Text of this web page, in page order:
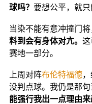
球吗？ 要想公平，就只
当染不能有意冲撞门将
料到会有身体对亢。 这
赛地一部分。
上周对阵布伦特福德，
没判点球。我仍是那句
能强行我出一点理由来